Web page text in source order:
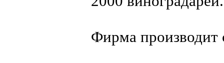
Фирма